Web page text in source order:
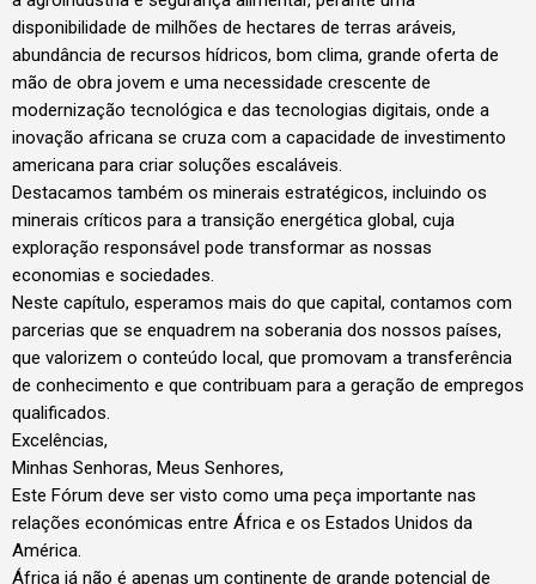
disponibilidade de milhões de hectares de terras aráveis,
abundância de recursos hídricos, bom clima, grande oferta de
mão de obra jovem e uma necessidade crescente de
modernização tecnológica e das tecnologias digitais, onde a
inovação africana se cruza com a capacidade de investimento
americana para criar soluções escaláveis.
Destacamos também os minerais estratégicos, incluindo os
minerais críticos para a transição energética global, cuja
exploração responsável pode transformar as nossas
economias e sociedades.
Neste capítulo, esperamos mais do que capital, contamos com
parcerias que se enquadrem na soberania dos nossos países,
que valorizem o conteúdo local, que promovam a transferência
de conhecimento e que contribuam para a geração de empregos
qualificados.
Excelências,
Minhas Senhoras, Meus Senhores,
Este Fórum deve ser visto como uma peça importante nas
relações económicas entre África e os Estados Unidos da
América.
África já não é apenas um continente de grande potencial de